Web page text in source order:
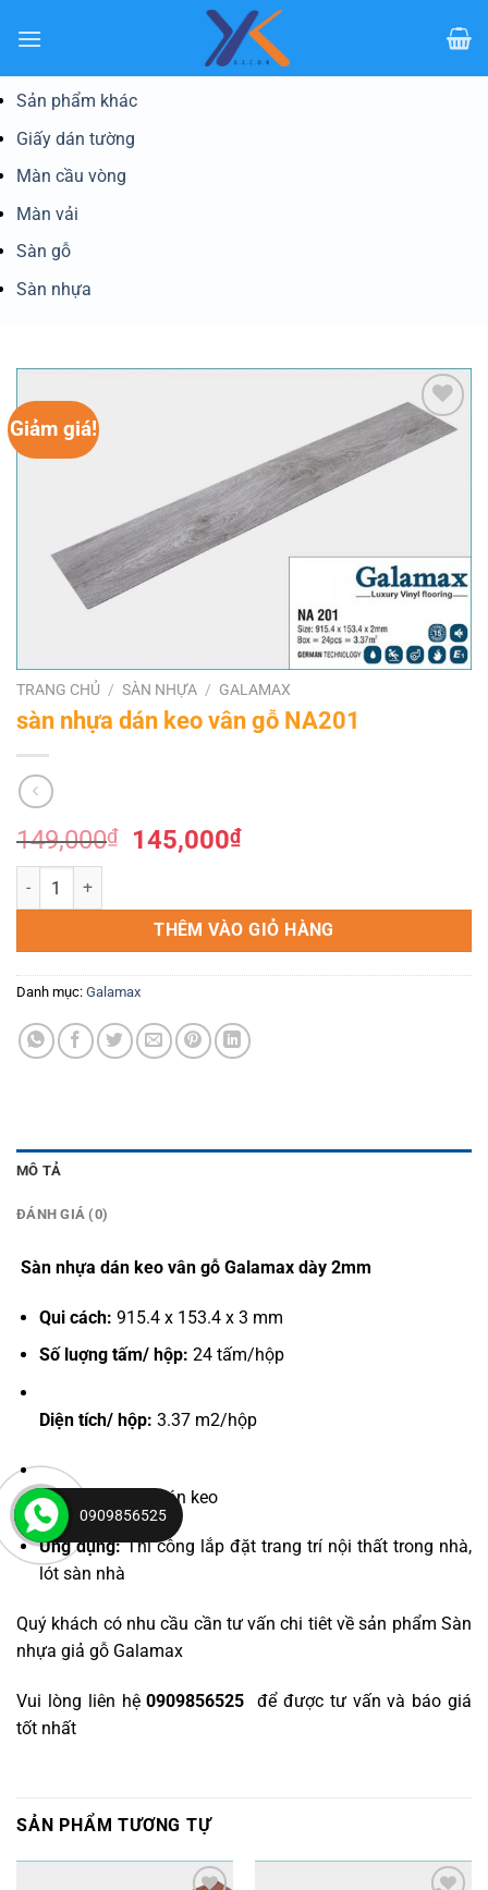
qua
dungSản phẩm khác
Giấy dán tường
Màn cầu vòng
Màn vải
Sàn gỗ
Sàn nhựa
Giảm giá!
Yêu
TRANG CHỦ / SÀN NHỰA / GALAMAX
sàn nhựa dán keo vân gỗ NA201
149,000₫
Giá
149,000₫.
145,000₫Giá
là:
145,000₫.
sàn nhựa dán keo vân gỗ NA201 số lượng
THÊM VÀO GIỎ HÀNG
Danh mục: Galamax
MÔ TẢ
ĐÁNH GIÁ (0)
Sàn nhựa dán keo vân gỗ Galamax dày 2mm
Qui cách: 915.4 x 153.4 x 3 mm
Số luợng tấm/ hộp: 24 tấm/hộp
Diện tích/ hộp: 3.37 m2/hộp
Cách thi công: Dán keo
Ứng dụng:Thi công lắp đặt trang trí nội thất trong nhà,
lót sàn nhà
Quý khách có nhu cầu cần tư vấn chi tiêt về sản phẩm Sàn
nhựa giả gỗ Galamax
Vui lòng liên hệ0909856525 để được tư vấn và báo giá
tốt nhất
SẢN PHẨM TƯƠNG TỰ
0909856525